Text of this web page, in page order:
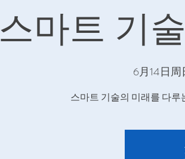
스마트 기
6月14日周
스마트 기술의 미래를 다루